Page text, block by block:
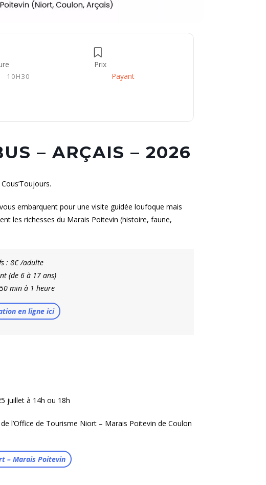
10H30
Prix
Payant
– ARÇAIS – 2026
embarquent pour une visite guidée loufoque mais
les richesses du Marais Poitevin (histoire, faune,
: 8€ /adulte
(de 6 à 17 ans)
min à 1 heure
en ligne ici
juillet à 14h ou 18h
l’Office de Tourisme Niort – Marais Poitevin de Coulon
– Marais Poitevin